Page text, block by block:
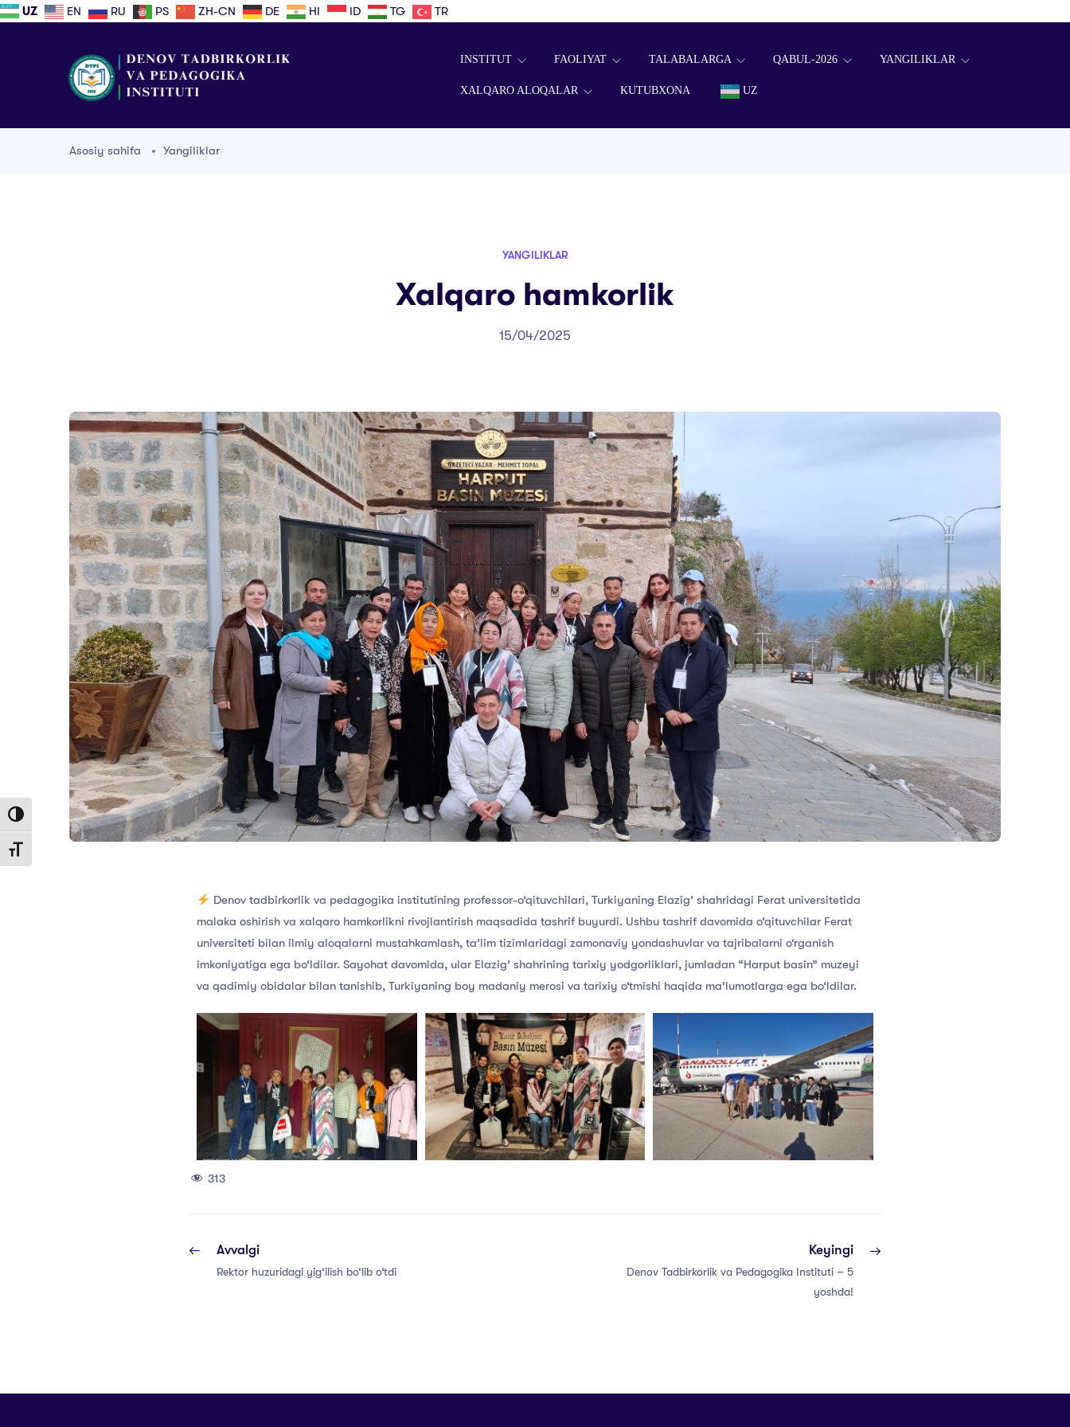
Toggle High Contrast
Toggle Font size
UZ EN RU PS ZH-CN DE HI ID TG TR
INSTITUT FAOLIYAT TALABALARGA QABUL-2026 YANGILIKLAR
XALQARO ALOQALAR KUTUBXONA UZ
Asosiy sahifa Yangiliklar
YANGILIKLAR
Xalqaro hamkorlik
15/04/2025
Denov tadbirkorlik va pedagogika institutining professor-o‘qituvchilari, Turkiyaning Elazig’ shahridagi Ferat universitetida
malaka oshirish va xalqaro hamkorlikni rivojlantirish maqsadida tashrif buyurdi. Ushbu tashrif davomida o‘qituvchilar Ferat
universiteti bilan ilmiy aloqalarni mustahkamlash, ta’lim tizimlaridagi zamonaviy yondashuvlar va tajribalarni o‘rganish
imkoniyatiga ega bo‘ldilar. Sayohat davomida, ular Elazig’ shahrining tarixiy yodgorliklari, jumladan “Harput basin” muzeyi
va qadimiy obidalar bilan tanishib, Turkiyaning boy madaniy merosi va tarixiy o‘tmishi haqida ma’lumotlarga ega bo‘ldilar.
313
Avvalgi
Rektor huzuridagi yig‘ilish bo‘lib o‘tdi
Keyingi
Denov Tadbirkorlik va Pedagogika Instituti – 5
yoshda!